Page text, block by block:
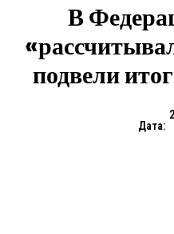
В
подвели
Дата: